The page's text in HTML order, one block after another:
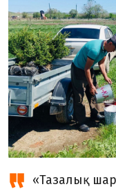
«Тазалық